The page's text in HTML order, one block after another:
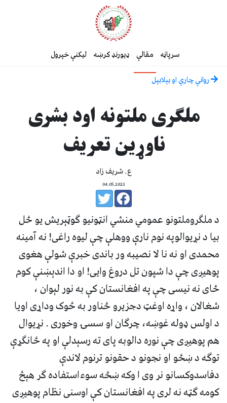
سرپاڼه مقالې ډیورنډ کرښه لیکنې خپرول
روانې چارې او بېلابېل
ملګری ملتونه اود بشری
ناوړین تعریف
ع. شریف زاد
04.05.2023
د ملګروملتونو عمومي منشي انټونیو ګوټېریش یو ځل
بیا د نړیوالوپه نوم نارې ووهلې چې لیوه راغی! نه آمینه
محمدی او نه نا لا نصیبه ور باندی خبرې شولې هغوی
پوهیږی چې دا شپون تل دروغ وایی! او دا اندېښنې کوم
ځای نه نیسی چې په افغانستان کې به نور لېوان ،
شغالان ، واړه اوغټ دجزیرو ځناور به څوک وداړی اویا
د اولس ډوله غوښه، چرګان او سسۍ وخوری . نړیوال
هم پوهیږی چې نوره دالوبه پای ته رسېدلې او په ځانګړې
توګه د ښځو او نجونو د حقونو ترنوم لاندې
دفاسدوکسانو نر وی ا وکه ښځه سوءاستفاده ګر هېڅ
کومه ګټه نه لری په افغانستان کې اوسنی نظام پوهیږی